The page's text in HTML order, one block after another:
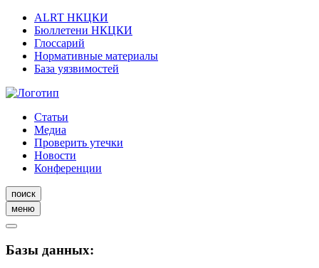
ALRT НКЦКИ
Бюллетени НКЦКИ
Глоссарий
Нормативные материалы
База уязвимостей
Статьи
Медиа
Проверить утечки
Новости
Конференции
поиск
меню
Базы данных: